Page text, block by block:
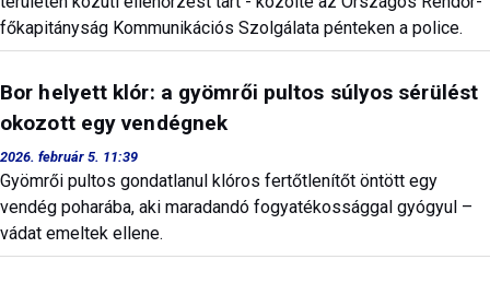
főkapitányság Kommunikációs Szolgálata pénteken a police.
Bor helyett klór: a gyömrői pultos súlyos sérülést
okozott egy vendégnek
2026. február 5. 11:39
Gyömrői pultos gondatlanul klóros fertőtlenítőt öntött egy
vendég poharába, aki maradandó fogyatékossággal gyógyul –
vádat emeltek ellene.